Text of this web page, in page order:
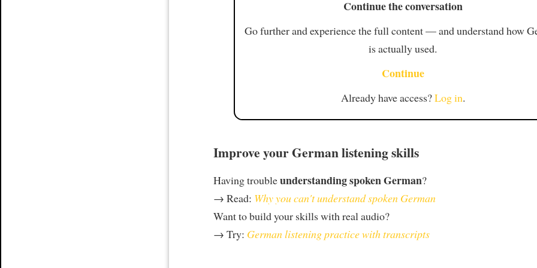
Continue the conversation
Go further and experience the full content — and understand how
is actually used.
Continue
Already have access?Log in.
Improve your German listening skills
Having troubleunderstanding spoken German?
→ Read: Why you can't understand spoken German
Want to build your skills with real audio?
→ Try: German listening practice with transcripts